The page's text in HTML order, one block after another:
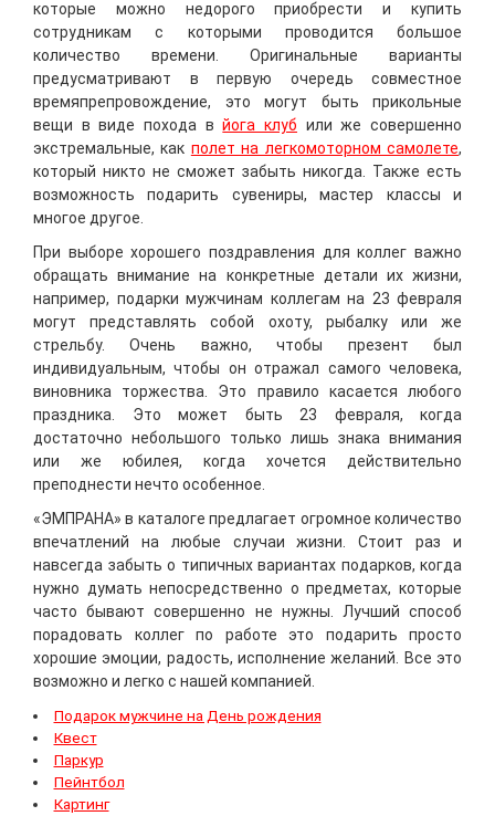
которые можно недорого приобрести и купить
сотрудникам с которыми проводится большое
количество времени. Оригинальные варианты
предусматривают в первую очередь совместное
времяпрепровождение, это могут быть прикольные
вещи в виде похода вйога клуб или же совершенно
экстремальные, как полет на легкомоторном самолете,
который никто не сможет забыть никогда. Также есть
возможность подарить сувениры, мастер классы и
многое другое.
При выборе хорошего поздравления для коллег важно
обращать внимание на конкретные детали их жизни,
например, подарки мужчинам коллегам на 23 февраля
могут представлять собой охоту, рыбалку или же
стрельбу. Очень важно, чтобы презент был
индивидуальным, чтобы он отражал самого человека,
виновника торжества. Это правило касается любого
праздника. Это может быть 23 февраля, когда
достаточно небольшого только лишь знака внимания
или же юбилея, когда хочется действительно
преподнести нечто особенное.
«ЭМПРАНА» в каталоге предлагает огромное количество
впечатлений на любые случаи жизни. Стоит раз и
навсегда забыть о типичных вариантах подарков, когда
нужно думать непосредственно о предметах, которые
часто бывают совершенно не нужны. Лучший способ
порадовать коллег по работе это подарить просто
хорошие эмоции, радость, исполнение желаний. Все это
возможно и легко с нашей компанией.
Подарок мужчине на День рождения
Квест
Паркур
Пейнтбол
Картинг